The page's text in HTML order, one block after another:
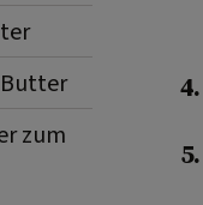
zum